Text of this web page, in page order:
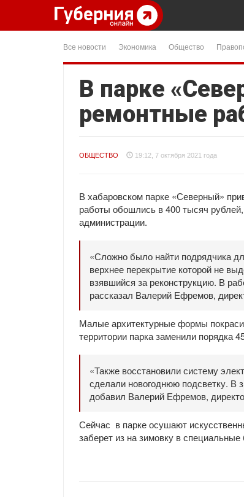
Все новости Экономика Общество
В парке
ремонтные
ОБЩЕСТВО 19:12, 7 октября 2021 года
В хабаровском парке «Северный»
работы обошлись в 400 тысяч
администрации.
«Сложно было найти подрядчика
верхнее перекрытие которой не
взявшийся за реконструкцию. В
рассказал Валерий Ефремов,
Малые архитектурные формы
территории парка заменили порядка
«Также восстановили систему
сделали новогоднюю подсветку. В
добавил Валерий Ефремов,
Сейчас в парке осушают
заберет из на зимовку в